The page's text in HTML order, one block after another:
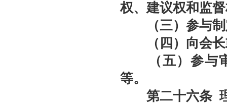
权、建议权和监
（三）参与制
（四）向会长
（五）参与审
等。
第二十六条